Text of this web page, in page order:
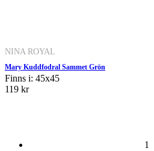
NINA ROYAL
Mary Kuddfodral Sammet Grön
Finns i: 45x45
119 kr
1